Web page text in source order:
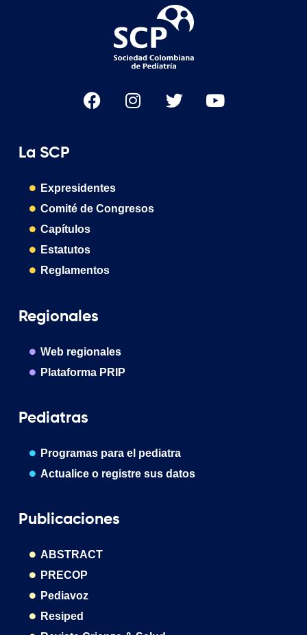
La SCP
Expresidentes
Comité de Congresos
Capítulos
Estatutos
Reglamentos
Regionales
Web regionales
Plataforma PRIP
Pediatras
Programas para el pediatra
Actualice o registre sus datos
Publicaciones
ABSTRACT
PRECOP
Pediavoz
Resiped